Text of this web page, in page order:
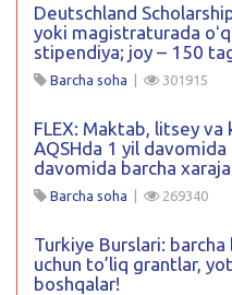
Deutschland
yoki magistraturada
stipendiya; joy – 150
Barcha soha | 301915
FLEX: Maktab, litsey va
AQSHda 1 yil davomida
davomida barcha
Barcha soha | 269340
Turkiye Burslari:
uchun to’liq grantlar,
boshqalar!